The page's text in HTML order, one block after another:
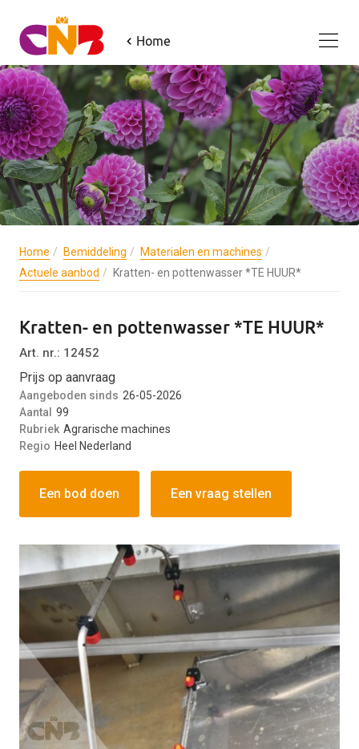
Home
Home Bemiddeling
Materialen en machines
Actuele aanbod
Kratten- en pottenwasser *TE HUUR*
Kratten- en pottenwasser *TE HUUR*
Art. nr.: 12452
Prijs op aanvraag
Aangeboden sinds 26-05-2026
Aantal
99
Rubriek Agrarische machines
Regio Heel Nederland
Een bod doen Een vraag stellen